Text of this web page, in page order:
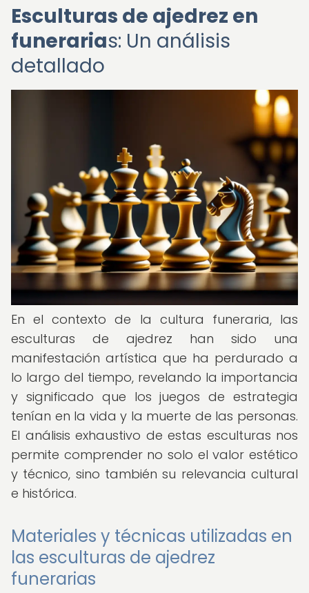
Esculturas de ajedrez en
funerarias: Un análisis
detallado
En el contexto de la cultura funeraria, las
esculturas de ajedrez han sido una
manifestación artística que ha perdurado a
lo largo del tiempo, revelando la importancia
y significado que los juegos de estrategia
tenían en la vida y la muerte de las personas.
El análisis exhaustivo de estas esculturas nos
permite comprender no solo el valor estético
y técnico, sino también su relevancia cultural
e histórica.
Materiales y técnicas utilizadas en
las esculturas de ajedrez
funerarias